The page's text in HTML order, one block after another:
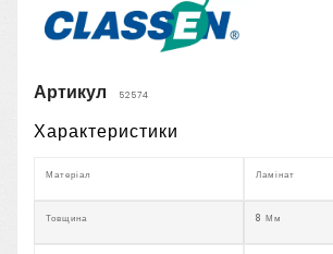
Артикул 52574
Характеристики
Матеріал Ламінат
Товщина 8 Мм